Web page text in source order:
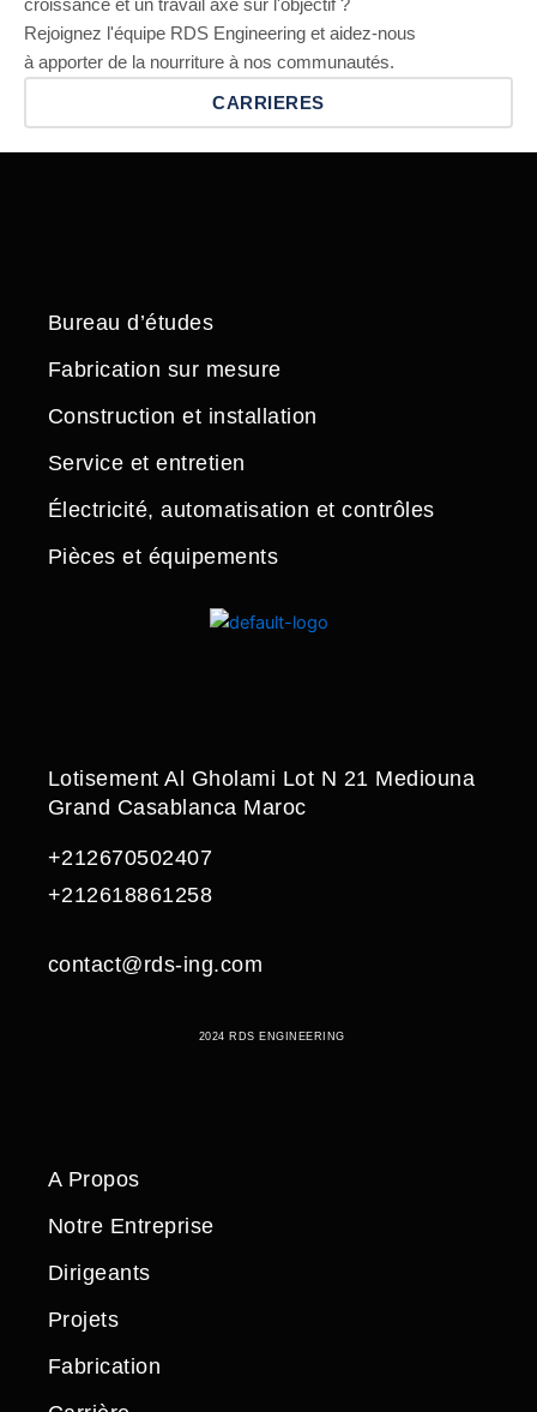
Rejoignez l'équipe RDS Engineering et aidez-nous
à apporter de la nourriture à nos communautés.
CARRIERES
Bureau d’études
Fabrication sur mesure
Construction et installation
Service et entretien
Électricité, automatisation et contrôles
Pièces et équipements
Lotisement Al Gholami Lot N 21 Mediouna
Grand Casablanca Maroc
+212670502407
+212618861258
contact@rds-ing.com
2024 RDS ENGINEERING
A Propos
Notre Entreprise
Dirigeants
Projets
Fabrication